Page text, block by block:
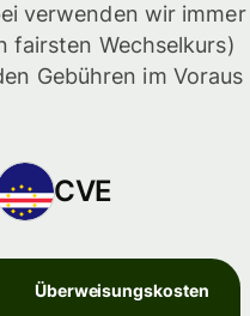
verwenden wir immer
fairsten Wechselkurs)
Gebühren im Voraus
CVE
Überweisungskosten